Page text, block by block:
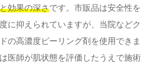
効果の深さです。市販品は安全性を
に抑えられていますが、当院などク
の高濃度ピーリング剤を使用できま
医師が肌状態を評価したうえで施術